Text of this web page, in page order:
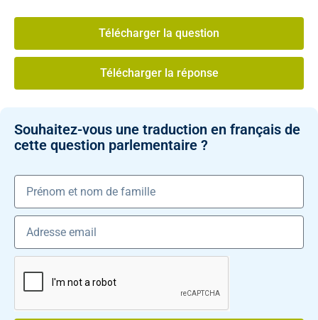
Télécharger la question
Télécharger la réponse
Souhaitez-vous une traduction en français de
cette question parlementaire ?